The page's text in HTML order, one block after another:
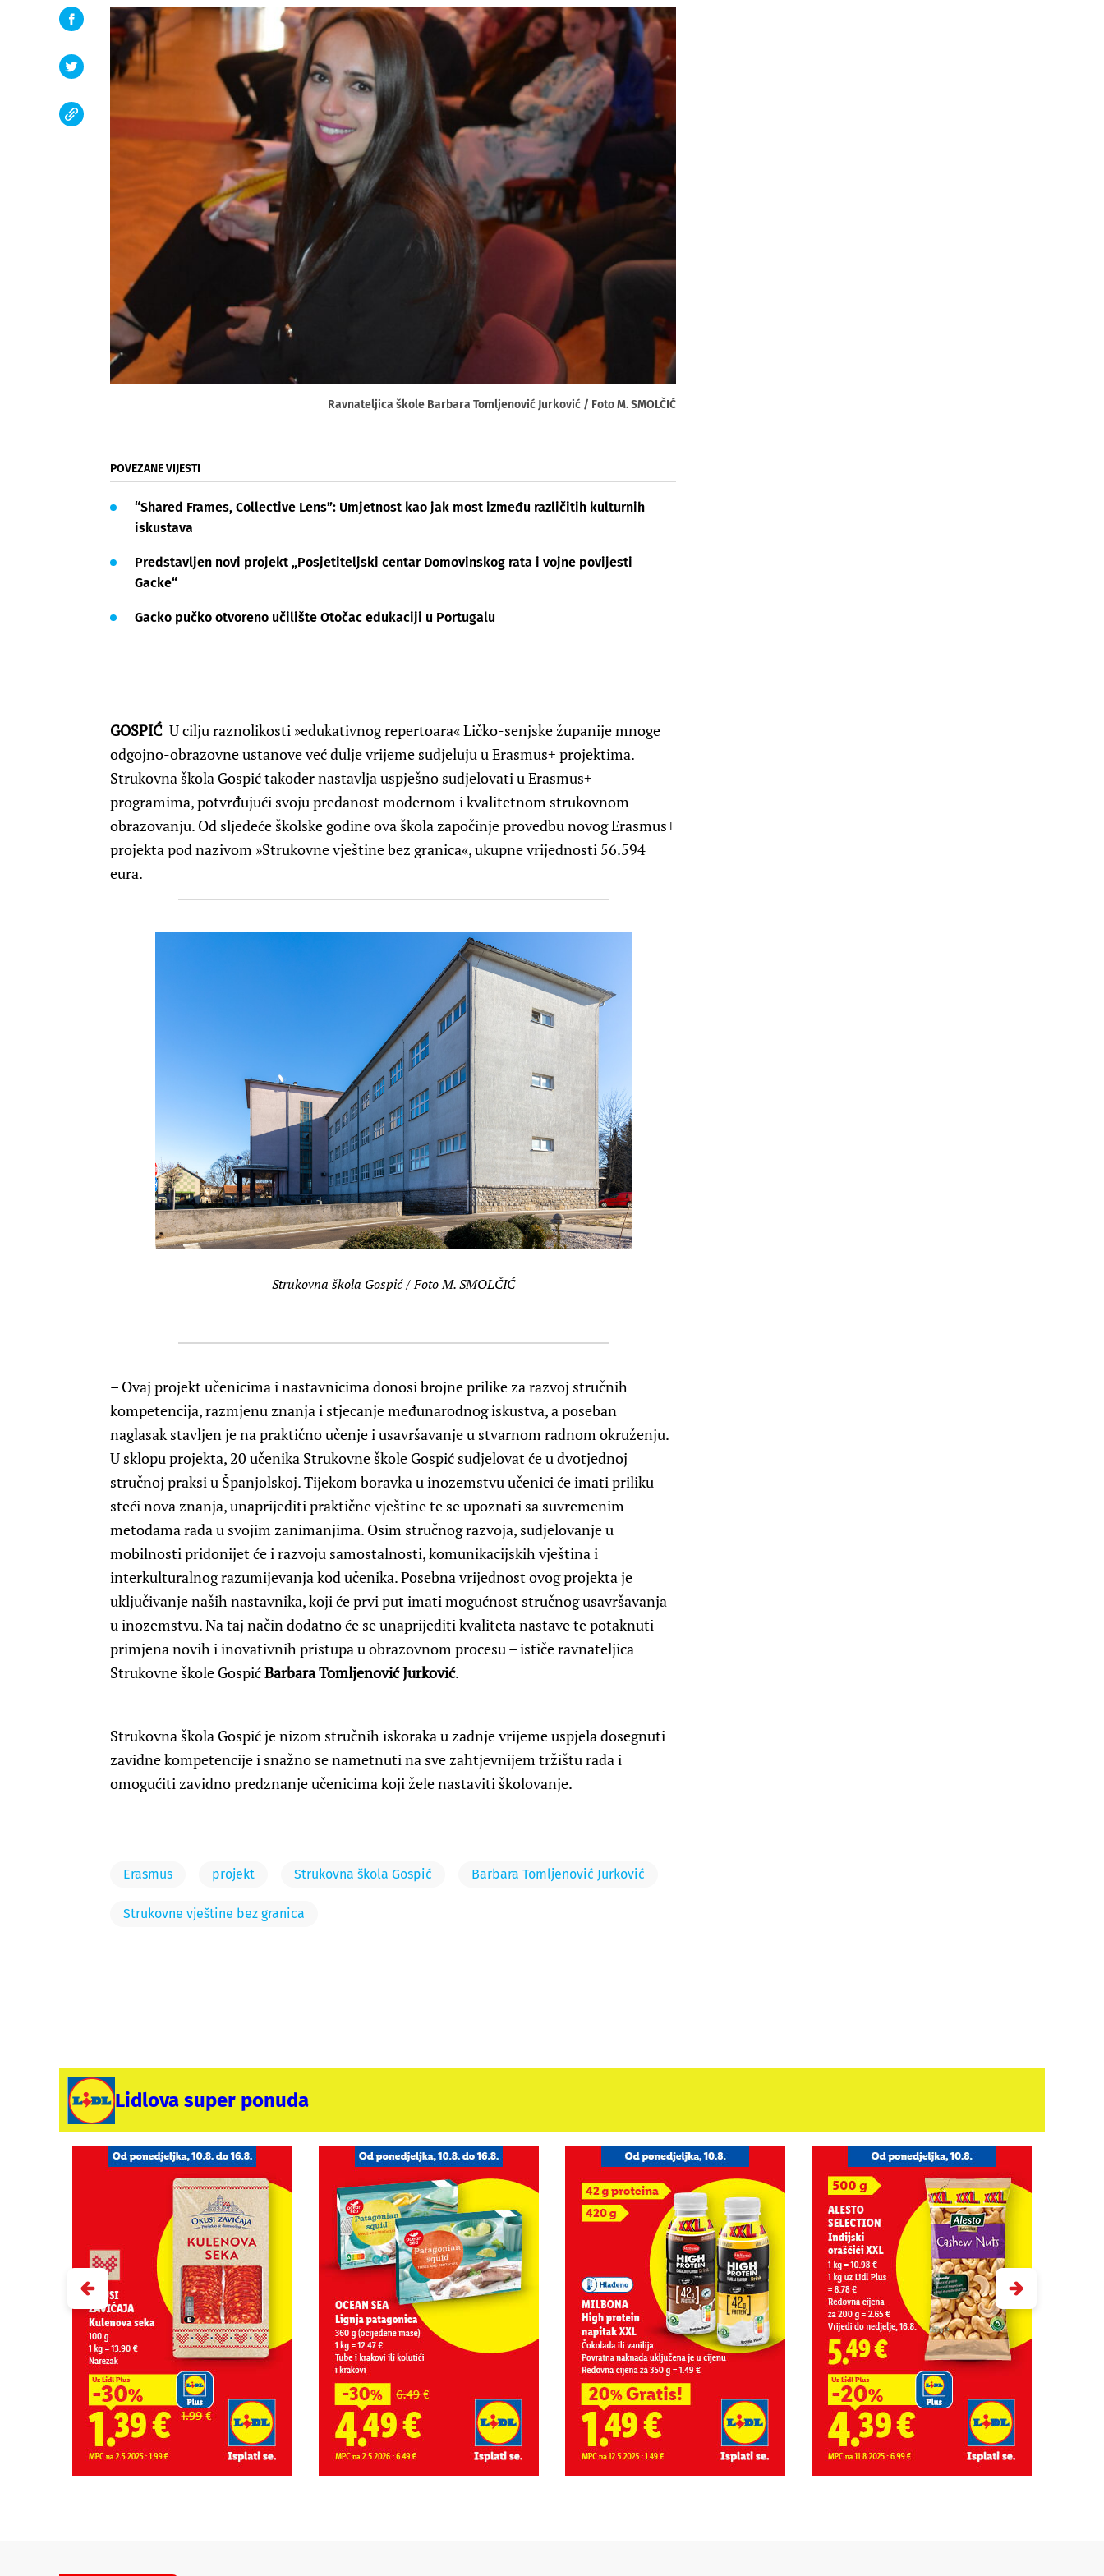
Ravnateljica škole Barbara Tomljenović Jurković / Foto M. SMOLČIĆ
POVEZANE VIJESTI
“Shared Frames, Collective Lens”: Umjetnost kao jak most između različitih kulturnih
iskustava
Predstavljen novi projekt „Posjetiteljski centar Domovinskog rata i vojne povijesti
Gacke“
Gacko pučko otvoreno učilište Otočac edukaciji u Portugalu
GOSPIĆ U cilju raznolikosti »edukativnog repertoara« Ličko-senjske županije mnoge
odgojno-obrazovne ustanove već dulje vrijeme sudjeluju u Erasmus+ projektima.
Strukovna škola Gospić također nastavlja uspješno sudjelovati u Erasmus+
programima, potvrđujući svoju predanost modernom i kvalitetnom strukovnom
obrazovanju. Od sljedeće školske godine ova škola započinje provedbu novog Erasmus+
projekta pod nazivom »Strukovne vještine bez granica«, ukupne vrijednosti 56.594
eura.
Strukovna škola Gospić / Foto M. SMOLČIĆ
– Ovaj projekt učenicima i nastavnicima donosi brojne prilike za razvoj stručnih
kompetencija, razmjenu znanja i stjecanje međunarodnog iskustva, a poseban
naglasak stavljen je na praktično učenje i usavršavanje u stvarnom radnom okruženju.
U sklopu projekta, 20 učenika Strukovne škole Gospić sudjelovat će u dvotjednoj
stručnoj praksi u Španjolskoj. Tijekom boravka u inozemstvu učenici će imati priliku
steći nova znanja, unaprijediti praktične vještine te se upoznati sa suvremenim
metodama rada u svojim zanimanjima. Osim stručnog razvoja, sudjelovanje u
mobilnosti pridonijet će i razvoju samostalnosti, komunikacijskih vještina i
interkulturalnog razumijevanja kod učenika. Posebna vrijednost ovog projekta je
uključivanje naših nastavnika, koji će prvi put imati mogućnost stručnog usavršavanja
u inozemstvu. Na taj način dodatno će se unaprijediti kvaliteta nastave te potaknuti
primjena novih i inovativnih pristupa u obrazovnom procesu – ističe ravnateljica
Strukovne škole GospićBarbara Tomljenović Jurković.
Strukovna škola Gospić je nizom stručnih iskoraka u zadnje vrijeme uspjela dosegnuti
zavidne kompetencije i snažno se nametnuti na sve zahtjevnijem tržištu rada i
omogućiti zavidno predznanje učenicima koji žele nastaviti školovanje.
Erasmus projekt Strukovna škola Gospić Barbara Tomljenović Jurković
Strukovne vještine bez granica
Lidlova super ponuda